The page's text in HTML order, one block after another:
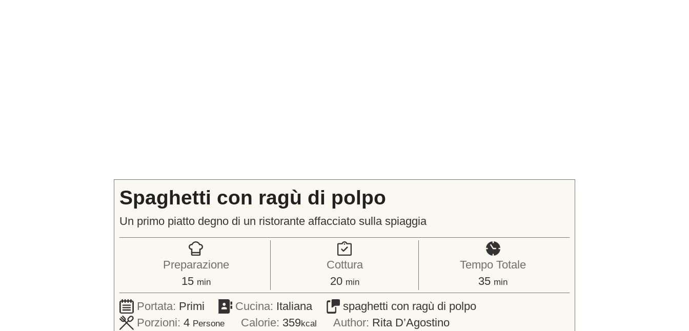
Spaghetti con ragù di polpo
Un primo piatto degno di un ristorante affacciato sulla spiaggia
Preparazione
15minuti
min
Cottura
20minuti
min
Tempo Totale
35minuti
min
Portata: Primi Cucina: Italiana
spaghetti con ragù di polpo
Porzioni:4 Persone Calorie: 359kcal Author: Rita D’Agostino